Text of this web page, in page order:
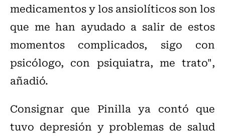
medicamentos y los ansiolíticos son los
que me han ayudado a salir de estos
momentos complicados, sigo con
psicólogo, con psiquiatra, me trato",
añadió.
Consignar que Pinilla ya contó que
tuvo depresión y problemas de salud